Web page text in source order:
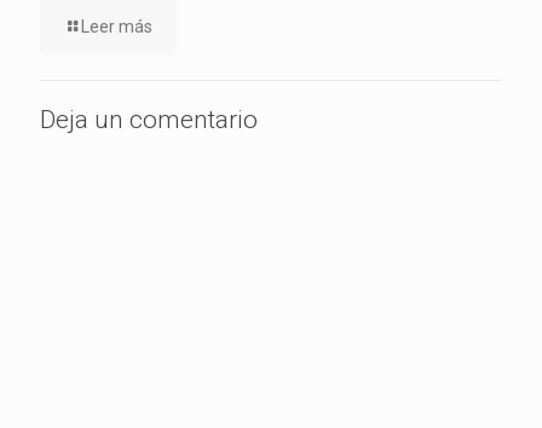
Leer más
Deja un comentario